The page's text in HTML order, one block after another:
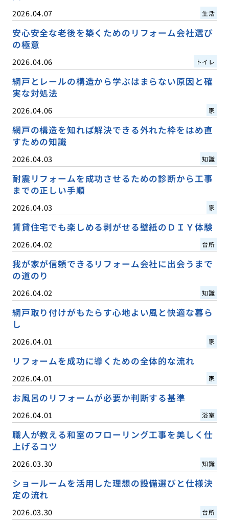
2026.04.07 生活
安心安全な老後を築くためのリフォーム会社選び
の極意
2026.04.06 トイレ
網戸とレールの構造から学ぶはまらない原因と確
実な対処法
2026.04.06 家
網戸の構造を知れば解決できる外れた枠をはめ直
すための知識
2026.04.03 知識
耐震リフォームを成功させるための診断から工事
までの正しい手順
2026.04.03 家
賃貸住宅でも楽しめる剥がせる壁紙のＤＩＹ体験
2026.04.02 台所
我が家が信頼できるリフォーム会社に出会うまで
の道のり
2026.04.02 知識
網戸取り付けがもたらす心地よい風と快適な暮ら
し
2026.04.01 家
リフォームを成功に導くための全体的な流れ
2026.04.01 家
お風呂のリフォームが必要か判断する基準
2026.04.01 浴室
職人が教える和室のフローリング工事を美しく仕
上げるコツ
2026.03.30 知識
ショールームを活用した理想の設備選びと仕様決
定の流れ
2026.03.30 台所